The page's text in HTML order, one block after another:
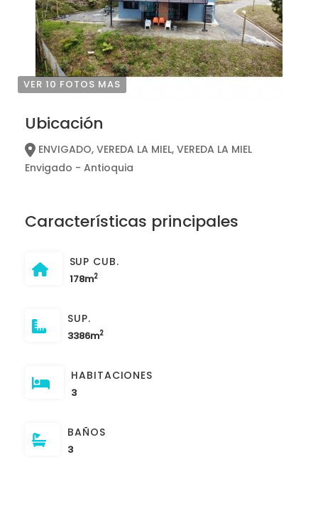
VER 10 FOTOS MAS
Ubicación
ENVIGADO, VEREDA LA MIEL, VEREDA LA MIEL
Envigado - Antioquia
Características principales
SUP CUB.
178m2
SUP.
3386m2
HABITACIONES
3
BAÑOS
3